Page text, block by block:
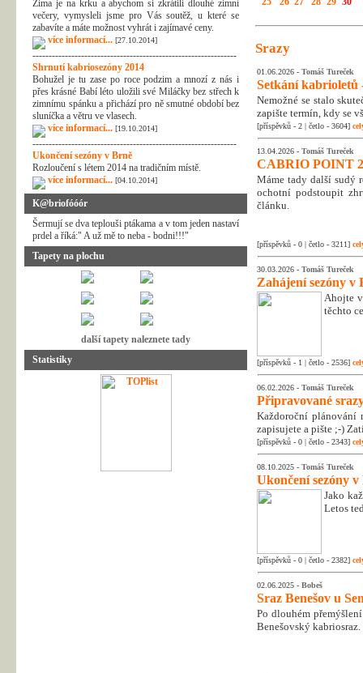
Zima je na krku a abychom si zkrátili dlouhé zimní
večery, vymysleli jsme pro Vás soutěž, u které se
zabavíte a máte možnost vyhrát i zajímavé ceny.
více informací... [27.10.2014]
---------------------------------------------------------------
Shrnutí kabriosezóny 2014
Bohužel je tu zase po roce podzim a mnozí z nás i
přes krásné Babí léto uložili své Miláčky bez střech k
zimnímu spánku a přichází pro ně smutné období bez
sluníčka a větru ve vlasech.
více informací... [19.10.2014]
---------------------------------------------------------------
Ukončení sezóny v Brně
Rozloučení s létem 2014 na tradičním místě.
více informací... [04.10.2014]
K@briofóóór
Šermují se dva teplouši ptákama a v tom jeden nastaví
prdel a říká:" A už mě to neba - bodni!!!"
Tapety na plochu
další tapety naleznete tady
Statistiky
Srazy
01.06.2026 - Tomáš Tureček
Setkání kabrioletů
Nemožné se stalo
zapište termín, kdy se
[příspěvků - 2 | četlo - 3604]
13.04.2026 - Tomáš Tureček
CABRIO POINT
Máme tady další sudý
ochotní podstoupit
článku.
[příspěvků - 0 | četlo - 3211]
30.03.2026 - Tomáš Tureček
Zahájení sezóny v
Ahojte
těchto
[příspěvků - 1 | četlo - 2536]
06.02.2026 - Tomáš Tureček
Připravované
Každoroční plánování
zapisujete a pište ;-)
[příspěvků - 0 | četlo - 2343]
08.10.2025 - Tomáš Tureček
Ukončení sezóny v
Jako
Letos
[příspěvků - 0 | četlo - 2382]
02.06.2025 - Bobeš
Sraz Benešov u
Po dlouhém
Benešovský kabriosraz.